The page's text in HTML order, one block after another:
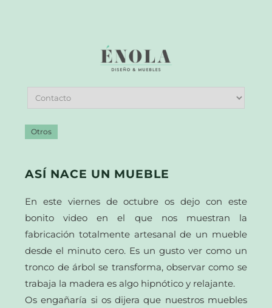
Otros
ASÍ NACE UN MUEBLE
En este viernes de octubre os dejo con este
bonito video en el que nos muestran la
fabricación totalmente artesanal de un mueble
desde el minuto cero. Es un gusto ver como un
tronco de árbol se transforma, observar como se
trabaja la madera es algo hipnótico y relajante.
Os engañaría si os dijera que nuestros muebles